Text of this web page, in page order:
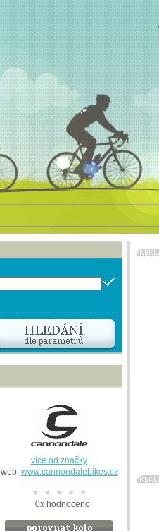
více od značky
web: www.cannondalebikes.cz
0xhodnoceno